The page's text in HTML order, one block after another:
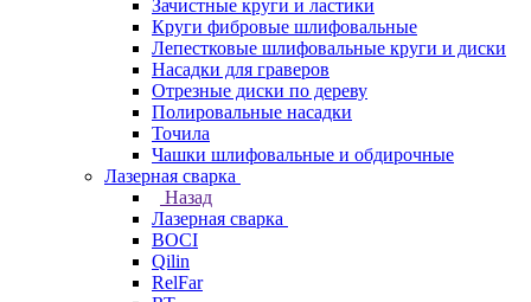
Зачистные круги и ластики
Круги фибровые шлифовальные
Лепестковые шлифовальные круги и диски
Насадки для граверов
Отрезные диски по дереву
Полировальные насадки
Точила
Чашки шлифовальные и обдирочные
Лазерная сварка
Назад
Лазерная сварка
BOCI
Qilin
RelFar